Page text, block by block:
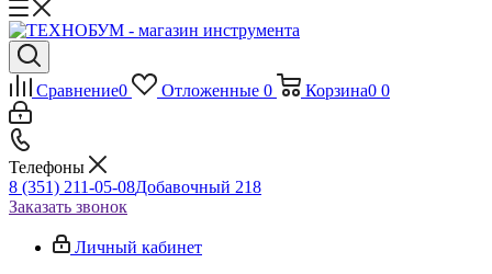
Сравнение0 Отложенные 0 Корзина0 0
Телефоны
8 (351) 211-05-08Добавочный 218
Заказать звонок
Личный кабинет